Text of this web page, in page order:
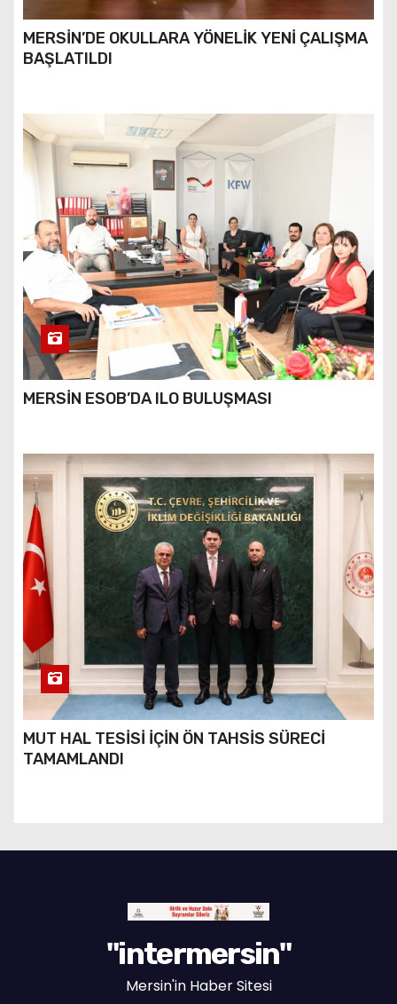
MERSİN’DE OKULLARA YÖNELİK YENİ ÇALIŞMA
BAŞLATILDI
MERSİN ESOB’DA ILO BULUŞMASI
MUT HAL TESİSİ İÇİN ÖN TAHSİS SÜRECİ
TAMAMLANDI
"intermersin"
Mersin'in Haber Sitesi